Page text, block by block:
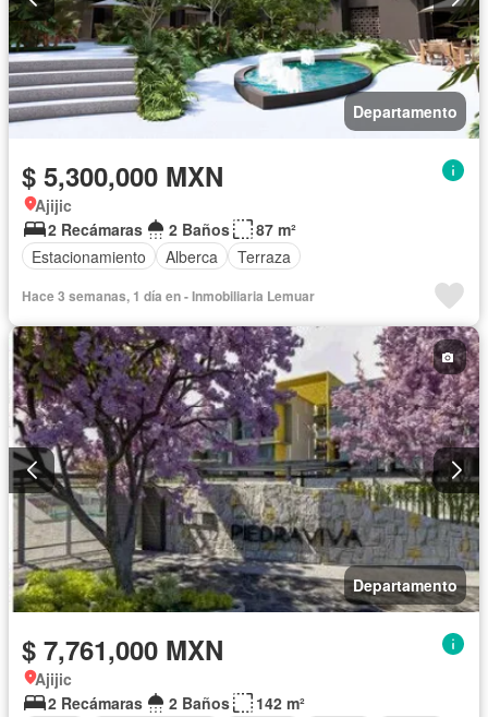
Departamento
$ 5,300,000 MXN
Ajijic
2 Recámaras
2 Baños
87 m²
Estacionamiento
Alberca Terraza
Hace 3 semanas, 1 día en - Inmobiliaria Lemuar
Departamento
$ 7,761,000 MXN
Ajijic
2 Recámaras
2 Baños
142 m²